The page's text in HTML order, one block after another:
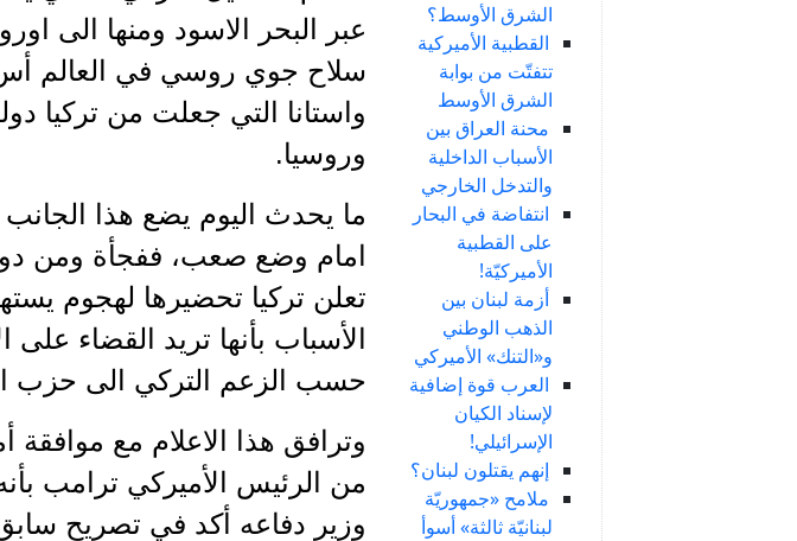
الشرق الأوسط؟
القطبية الأميركية
تتفتّت من بوابة
الشرق الأوسط
محنة العراق بين
الأسباب الداخلية
والتدخل الخارجي
انتفاضة في البحار
على القطبية
الأميركيّة!
أزمة لبنان بين
الذهب الوطني
و«التنك» الأميركي
العرب قوة إضافية
لإسناد الكيان
الإسرائيلي!
إنهم يقتلون لبنان؟
ملامح «جمهوريّة
لبنانيّة ثالثة» أسوأ
عبر البحر الاسود ومنها الى
واستانا التي جعلت من تركيا
وروسيا.
ما يحدث اليوم يضع هذا
امام وضع صعب، ففجأة ومن
تعلن تركيا تحضيرها لهجوم
الأسباب بأنها تريد القضاء
حسب الزعم التركي الى حزب
وترافق هذا الاعلام مع موافقة
من الرئيس الأميركي ترامب
وزير دفاعه أكد في تصريح